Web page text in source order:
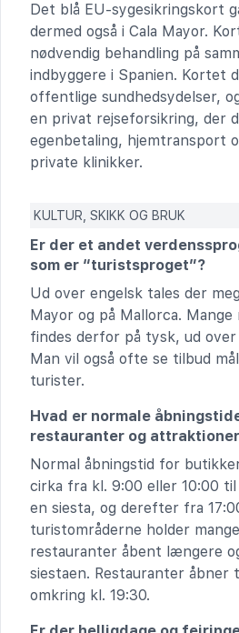
Det blå EU-sygesikringskort
dermed også i Cala Mayor.
nødvendig behandling på
indbyggere i Spanien. Kortet
offentlige sundhedsydelser,
en privat rejseforsikring, der
egenbetaling, hjemtransport
private klinikker.
KULTUR, SKIKK OG BRUK
Er der et andet
som er “turistsproget”?
Ud over engelsk tales der
Mayor og på Mallorca.
findes derfor på tysk, ud over
Man vil også ofte se tilbud
turister.
Hvad er normale
restauranter og
Normal åbningstid for
cirka fra kl. 9:00 eller 10:00
en siesta, og derefter fra
turistområderne holder
restauranter åbent længere
siestaen. Restauranter åbner
omkring kl. 19:30.